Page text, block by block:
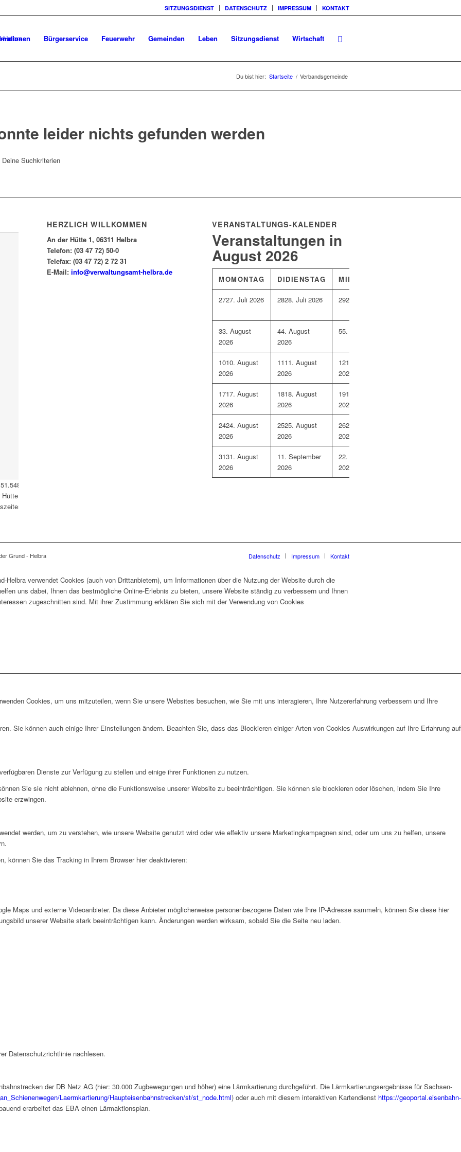
SITZUNGSDIENST DATENSCHUTZ IMPRESSUM KONTAKT
Bürgerservice Feuerwehr Gemeinden Leben Sitzungsdienst Wirtschaft
Du bist hier: Startseite / Verbandsgemeinde
leider nichts gefunden werden
Suchkriterien
51.548177
1 06311 Helbra Tel.: 034772/ 50-0 E-Mail:
Siehe Startseite
HERZLICH WILLKOMMEN
An der Hütte 1, 06311 Helbra
Telefon: (03 47 72) 50-0
Telefax: (03 47 72) 2 72 31
E-Mail: info@verwaltungsamt-helbra.de
VERANSTALTUNGS-KALENDER
Veranstaltungen in
August 2026
MOMONTAG DIDIENSTAG MIMITTWOCH
2727. Juli 2026 2828. Juli 2026 2929. Juli 2026
33. August
2026
44. August
2026
55. August 2026
1010. August
2026
1111. August
2026
1212. August
2026
1717. August
2026
1818. August
2026
1919. August
2026
2424. August
2026
2525. August
2026
2626. August
2026
3131. August
2026
11. September
2026
22. September
2026
Grund - Helbra Datenschutz Impressum Kontakt
Helbra verwendet Cookies (auch von Drittanbietern), um Informationen über die Nutzung der Website durch die
uns dabei, Ihnen das bestmögliche Online-Erlebnis zu bieten, unsere Website ständig zu verbessern und Ihnen
zugeschnitten sind. Mit ihrer Zustimmung erklären Sie sich mit der Verwendung von Cookies
Cookies, um uns mitzuteilen, wenn Sie unsere Websites besuchen, wie Sie mit uns interagieren, Ihre Nutzererfahrung verbessern und Ihre
Sie können auch einige Ihrer Einstellungen ändern. Beachten Sie, dass das Blockieren einiger Arten von Cookies Auswirkungen auf Ihre Erfahrung auf
Dienste zur Verfügung zu stellen und einige ihrer Funktionen zu nutzen.
Sie sie nicht ablehnen, ohne die Funktionsweise unserer Website zu beeinträchtigen. Sie können sie blockieren oder löschen, indem Sie Ihre
erzwingen.
werden, um zu verstehen, wie unsere Website genutzt wird oder wie effektiv unsere Marketingkampagnen sind, oder um uns zu helfen, unsere
können Sie das Tracking in Ihrem Browser hier deaktivieren:
Maps und externe Videoanbieter. Da diese Anbieter möglicherweise personenbezogene Daten wie Ihre IP-Adresse sammeln, können Sie diese hier
unserer Website stark beeinträchtigen kann. Änderungen werden wirksam, sobald Sie die Seite neu laden.
Datenschutzrichtlinie nachlesen.
der DB Netz AG (hier: 30.000 Zugbewegungen und höher) eine Lärmkartierung durchgeführt. Die Lärmkartierungsergebnisse für Sachsen-
Laermkartierung/Haupteisenbahnstrecken/st/st_node.html) oder auch mit diesem interaktiven Kartendienst https://geoportal.eisenbahn-
erarbeitet das EBA einen Lärmaktionsplan.